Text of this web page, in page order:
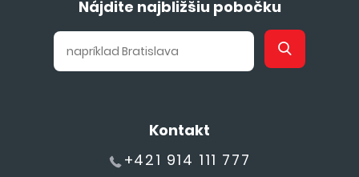
Nájdite najbližšiu pobočku
Kontakt
+421 914 111 777